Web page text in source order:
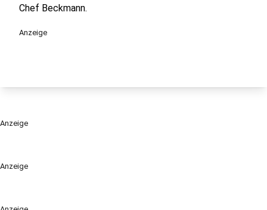
Anzeige
Chef Beckmann.
Anzeige
Anzeige